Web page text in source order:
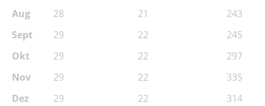
Aug
Sept
Okt
Nov
Dez
28
29
29
29
29
21
22
22
22
22
243
245
297
335
314